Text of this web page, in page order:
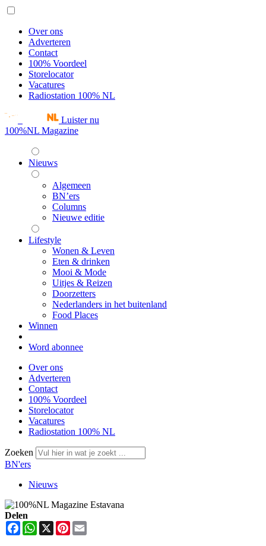
Over ons
Adverteren
Contact
100% Voordeel
Storelocator
Vacatures
Radiostation 100% NL
Luister nu
100%NL Magazine
Nieuws
Algemeen
BN’ers
Columns
Nieuwe editie
Lifestyle
Wonen & Leven
Eten & drinken
Mooi & Mode
Uitjes & Reizen
Doorzetters
Nederlanders in het buitenland
Food Places
Winnen
Word abonnee
Over ons
Adverteren
Contact
100% Voordeel
Storelocator
Vacatures
Radiostation 100% NL
Zoeken
BN'ers
Nieuws
Delen
FacebookWhatsApp
X Pinterest